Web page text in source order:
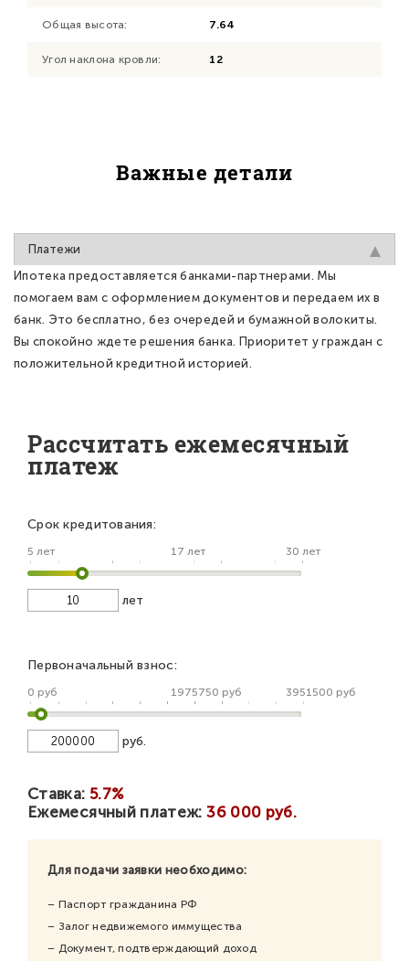
Общая высота: 7.64
Угол наклона кровли: 12
Важные детали
Платежи
Ипотека предоставляется банками-партнерами. Мы
помогаем вам с оформлением документов и передаем их в
банк. Это бесплатно, без очередей и бумажной волокиты.
Вы спокойно ждете решения банка. Приоритет у граждан с
положительной кредитной историей.
Рассчитать ежемесячный
платеж
Срок кредитования:
5 лет 17 лет 30 лет
лет
Первоначальный взнос:
0 руб 1975750 руб 3951500 руб
руб.
Ставка: 5.7%
Ежемесячный платеж:36 000 руб.
Для подачи заявки необходимо:
– Паспорт гражданина РФ
– Залог недвижемого иммущества
– Документ, подтверждающий доход